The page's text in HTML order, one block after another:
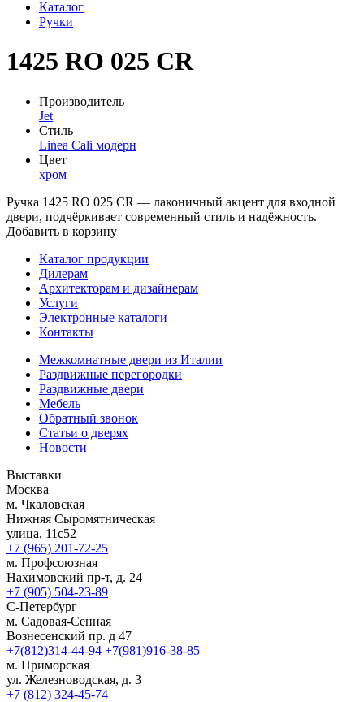
Каталог
Ручки
1425 RO 025 CR
Производитель
Jet
Стиль
Linea Cali модерн
Цвет
хром
Ручка 1425 RO 025 CR — лаконичный акцент для входной
двери, подчёркивает современный стиль и надёжность.
Добавить в корзину
Каталог продукции
Дилерам
Архитекторам и дизайнерам
Услуги
Электронные каталоги
Контакты
Межкомнатные двери из Италии
Раздвижные перегородки
Раздвижные двери
Мебель
Обратный звонок
Статьи о дверях
Новости
Выставки
Москва
м. Чкаловская
Нижняя Сыромятническая
улица, 11с52
+7 (965) 201-72-25
м. Профсоюзная
Нахимовский пр-т, д. 24
+7 (905) 504-23-89
С-Петербург
м. Садовая-Сенная
Вознесенский пр. д 47
+7(812)314-44-94 +7(981)916-38-85
м. Приморская
ул. Железноводская, д. 3
+7 (812) 324-45-74